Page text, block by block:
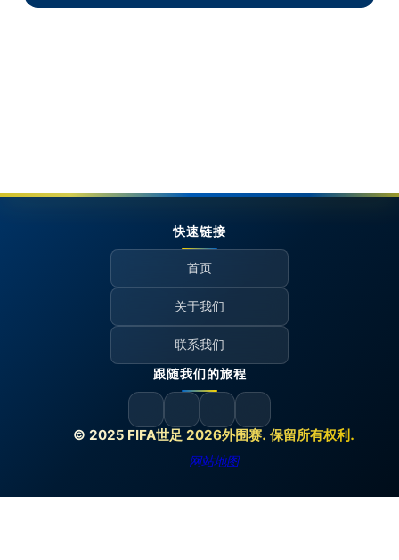
© 2025 FIFA世足 2026外围赛. 保留所有权利.
网站地图
快速链接
首页
关于我们
联系我们
跟随我们的旅程